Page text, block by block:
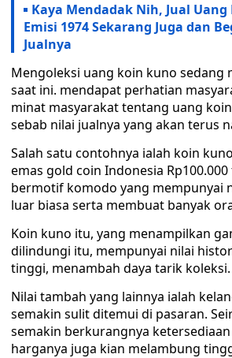
Kaya Mendadak Nih, Jual Uang
Emisi 1974 Sekarang Juga dan
Jualnya
Mengoleksi uang koin kuno sedang
saat ini. mendapat perhatian
minat masyarakat tentang uang
sebab nilai jualnya yang akan terus
Salah satu contohnya ialah koin
emas gold coin Indonesia
bermotif komodo yang mempunyai
luar biasa serta membuat banyak
Koin kuno itu, yang menampilkan
dilindungi itu, mempunyai nilai
tinggi, menambah daya tarik koleksi.
Nilai tambah yang lainnya ialah
semakin sulit ditemui di pasaran.
semakin berkurangnya
harganya juga kian melambung